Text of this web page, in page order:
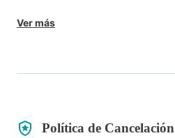
Ver más
Política de Cancelación